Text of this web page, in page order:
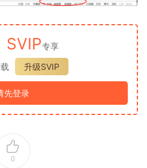
SVIP专享
升级SVIP
先登录
0